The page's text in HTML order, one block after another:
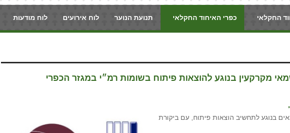
החקלאי כפרי האיחוד החקלאי תנועת הנוער לוח אירועים לוח מודעות
מקרקעין בנוגע להוצאות פיתוח בשומות רמ״י במגזר הכפרי
בנוגע לתחשיב הוצאות פיתוח, עם ביקורת